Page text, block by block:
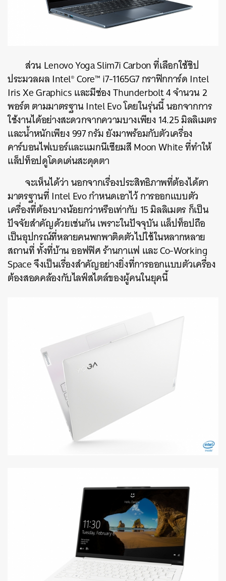
ส่วน Lenovo Yoga Slim7i Carbon ที่เลือกใช้ชิป
ประมวลผล Intel® Core™ i7-1165G7 กราฟิกการ์ด Intel
Iris Xe Graphics และมีช่อง Thunderbolt 4 จำนวน 2
พอร์ต ตามมาตรฐาน Intel Evo โดยในรุ่นนี้ นอกจากการ
ใช้งานได้อย่างสะดวกจากความบางเพียง 14.25 มิลลิเมตร
และน้ำหนักเพียง 997 กรัม ยังมาพร้อมกับตัวเครื่อง
คาร์บอนไฟเบอร์และแมกนีเซียมสี Moon White ที่ทำให้
แล็ปท็อปดูโดดเด่นสะดุดตา
จะเห็นได้ว่า นอกจากเรื่องประสิทธิภาพที่ต้องได้ตา
มาตรฐานที่ Intel Evo กำหนดเอาไว้ การออกแบบตัว
เครื่องที่ต้องบางน้อยกว่าหรือเท่ากับ 15 มิลลิเมตร ก็เป็น
ปัจจัยสำคัญด้วยเช่นกัน เพราะในปัจจุบัน แล็ปท็อปถือ
เป็นอุปกรณ์ที่หลายคนพกพาติดตัวไปใช้ในหลากหลาย
สถานที่ ทั้งที่บ้าน ออฟฟิศ ร้านกาแฟ และ Co-Working
Space จึงเป็นเรื่องสำคัญอย่างยิ่งที่การออกแบบตัวเครื่อง
ต้องสอดคล้องกับไลฟ์สไตล์ของผู้คนในยุคนี้
SHARE TWEET LINE EMAIL